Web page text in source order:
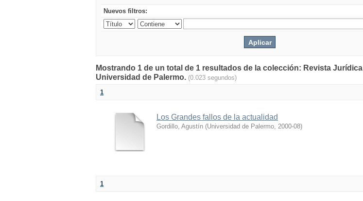
Nuevos filtros:
Mostrando 1 de un total de 1 resultados de la colección: Revista
Universidad de Palermo. (0.023 segundos)
1
Los Grandes fallos de la actualidad
Gordillo, Agustín (Universidad de Palermo, 2000-08)
1